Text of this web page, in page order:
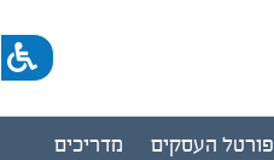
מדריכים פורטל העסקים